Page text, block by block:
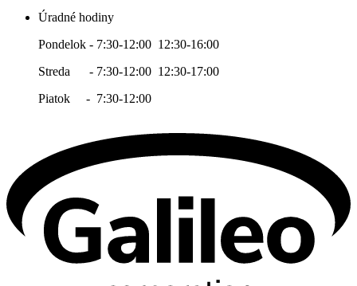
Úradné hodiny
Pondelok - 7:30-12:00 12:30-16:00
Streda - 7:30-12:00 12:30-17:00
Piatok - 7:30-12:00